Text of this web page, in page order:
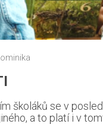
školáků se v
a to platí i v